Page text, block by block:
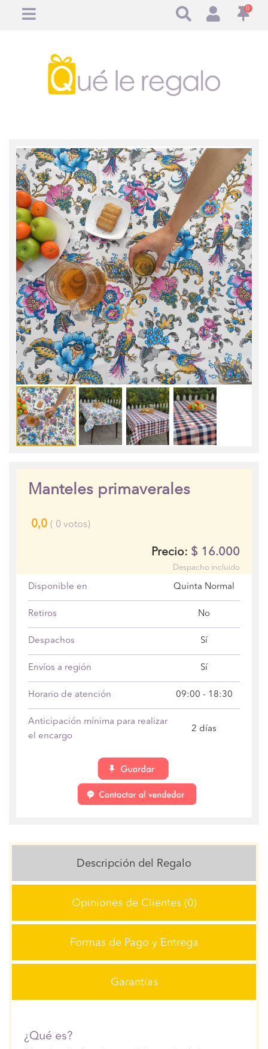
0
Anterior
Manteles primaverales
0,0 ( 0 votos)
Precio: $ 16.000
Despacho incluido
Disponible en Quinta Normal
Retiros No
Despachos Sí
Envíos a región Sí
Horario de atención 09:00 - 18:30
Anticipación mínima para realizar
el encargo
2 días
Descripción del Regalo
Opiniones de Clientes (0)
Formas de Pago y Entrega
Garantías
¿Qué es?